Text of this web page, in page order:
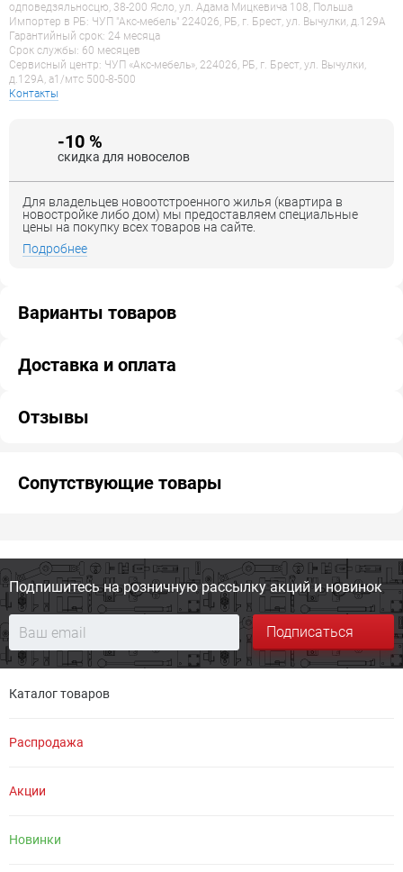
одповедзяльносцю, 38-200 Ясло, ул. Адама Мицкевича 108, Польша
Импортер в РБ: ЧУП "Акс-мебель" 224026, РБ, г. Брест, ул. Вычулки, д.129А
Гарантийный срок: 24 месяца
Срок службы: 60 месяцев
Сервисный центр: ЧУП «Акс-мебель», 224026, РБ, г. Брест, ул. Вычулки,
д.129А, a1/мтс 500-8-500
Контакты
-10 %
скидка для новоселов
Для владельцев новоотстроенного жилья (квартира в
новостройке либо дом) мы предоставляем специальные
цены на покупку всех товаров на сайте.
Подробнее
Варианты товаров
Доставка и оплата
Отзывы
Сопутствующие товары
Подпишитесь на розничную рассылку акций и новинок
Подписаться
Каталог товаров
Распродажа
Акции
Новинки